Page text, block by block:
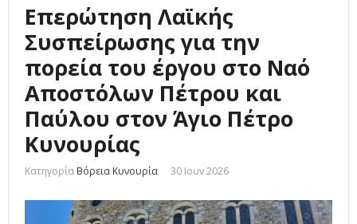
Επερώτηση Λαϊκής
Συσπείρωσης για την
πορεία του έργου στο Ναό
Αποστόλων Πέτρου και
Παύλου στον Άγιο Πέτρο
Κυνουρίας
Κατηγορία Βόρεια Κυνουρία 30 Ιουν 2026